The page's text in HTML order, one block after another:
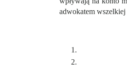
adwokatem wszelkiej